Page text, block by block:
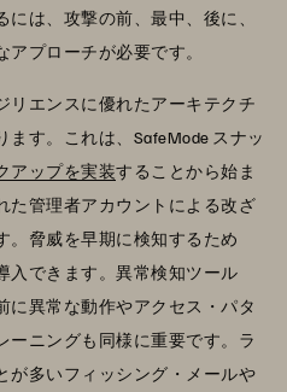
は、攻撃の前、最中、後に、
プローチが必要です。
リエンスに優れたアーキテクチ
す。これは、SafeMode スナッ
アップを実装することから始ま
た管理者アカウントによる改ざ
。脅威を早期に検知するため
入できます。異常検知ツール
に異常な動作やアクセス・パタ
ーニングも同様に重要です。ラ
が多いフィッシング・メールや